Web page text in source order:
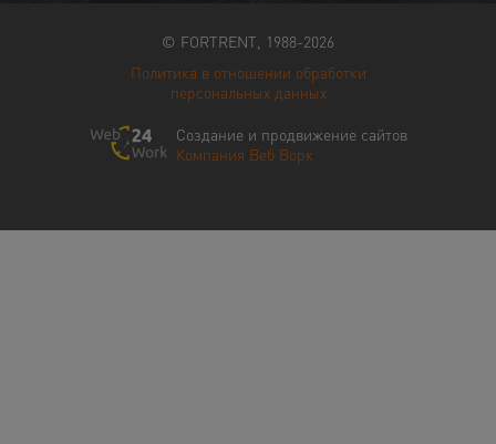
© FORTRENT, 1988-2026
Политика в отношении обработки
персональных данных
Создание и продвижение сайтов
Компания Веб Ворк